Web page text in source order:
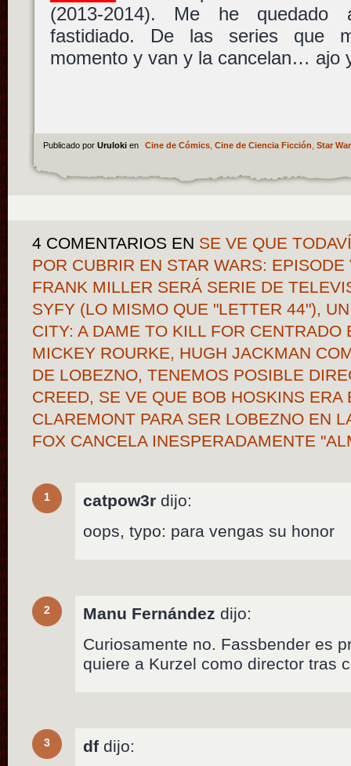
(2013-2014). Me he quedado
fastidiado. De las series que
momento y van y la cancelan… ajo
Publicado por Uruloki en Cine de Cómics, Cine de Ciencia Ficción Star
4 COMENTARIOS EN SE VE QUE
POR CUBRIR EN STAR WARS:
FRANK MILLER SERÁ SERIE DE
SYFY (LO MISMO QUE "LETTER 44"),
CITY: A DAME TO KILL FOR CENTRADO
MICKEY ROURKE, HUGH JACKMAN
DE LOBEZNO, TENEMOS POSIBLE
CREED, SE VE QUE BOB HOSKINS ERA
CLAREMONT PARA SER LOBEZNO EN
FOX CANCELA INESPERADAMENTE
1 catpow3r dijo:
oops, typo: para vengas su honor
2 Manu Fernández dijo:
Curiosamente no. Fassbender es
quiere a Kurzel como director tras
3 df dijo: